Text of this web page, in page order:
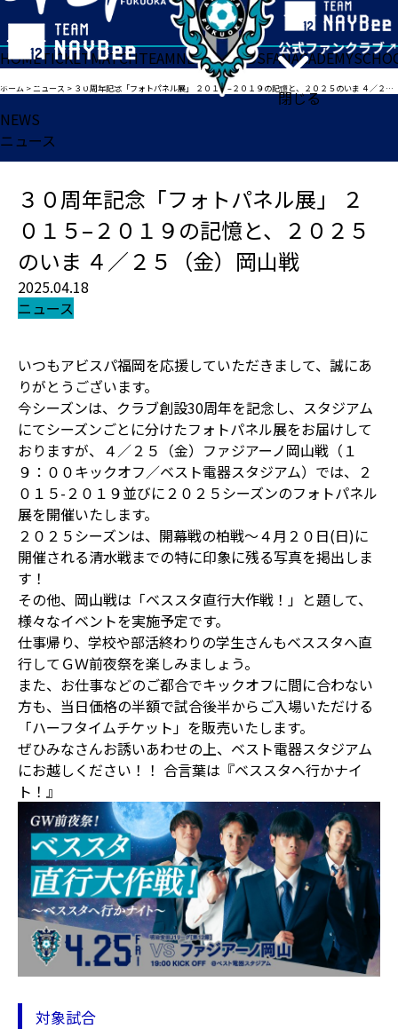
閉じる
HOMETICKETMATCHTEAMNEWSGOODSFANACADEMY
ホーム >ニュース > ３０周年記念「フォトパネル展」 ２０１５–２０１９の記憶と、２０２５のいま ４／２５（金）岡山戦
NEWS
ニュース
３０周年記念「フォトパネル展」 ２
０１５–２０１９の記憶と、２０２５
のいま ４／２５（金）岡山戦
2025.04.18
ニュース
いつもアビスパ福岡を応援していただきまして、誠にあ
りがとうございます。
今シーズンは、クラブ創設30周年を記念し、スタジアム
にてシーズンごとに分けたフォトパネル展をお届けして
おりますが、４／２５（金）ファジアーノ岡山戦（１
９：００キックオフ／ベスト電器スタジアム）では、２
０１５-２０１９並びに２０２５シーズンのフォトパネル
展を開催いたします。
２０２５シーズンは、開幕戦の柏戦～４月２０日(日)に
開催される清水戦までの特に印象に残る写真を掲出しま
す！
その他、岡山戦は「ベススタ直行大作戦！」と題して、
様々なイベントを実施予定です。
仕事帰り、学校や部活終わりの学生さんもベススタへ直
行してＧＷ前夜祭を楽しみましょう。
また、お仕事などのご都合でキックオフに間に合わない
方も、当日価格の半額で試合後半からご入場いただける
「ハーフタイムチケット」を販売いたします。
ぜひみなさんお誘いあわせの上、ベスト電器スタジアム
にお越しください！！ 合言葉は『ベススタへ行かナイ
ト！』
対象試合